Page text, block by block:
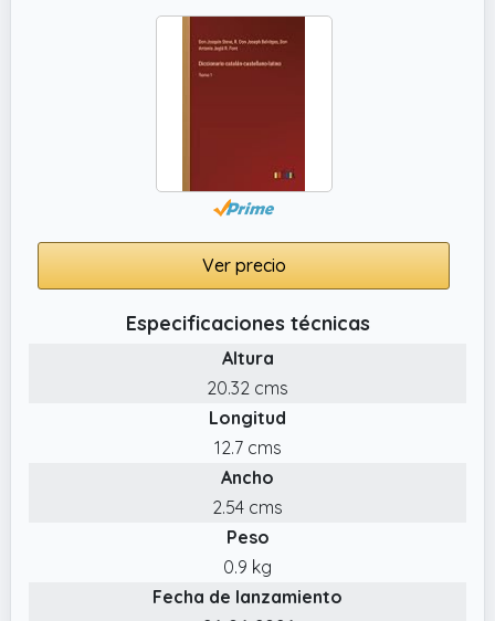
Ver precio
Especificaciones técnicas
Altura
20.32 cms
Longitud
12.7 cms
Ancho
2.54 cms
Peso
0.9 kg
Fecha de lanzamiento